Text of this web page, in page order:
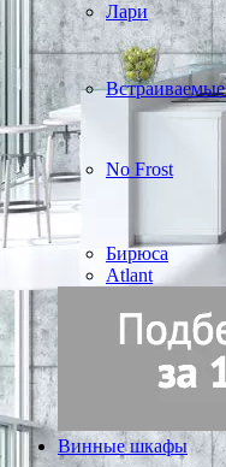
Лари
Встраиваемые
No Frost
Бирюса
Atlant
Винные шкафы